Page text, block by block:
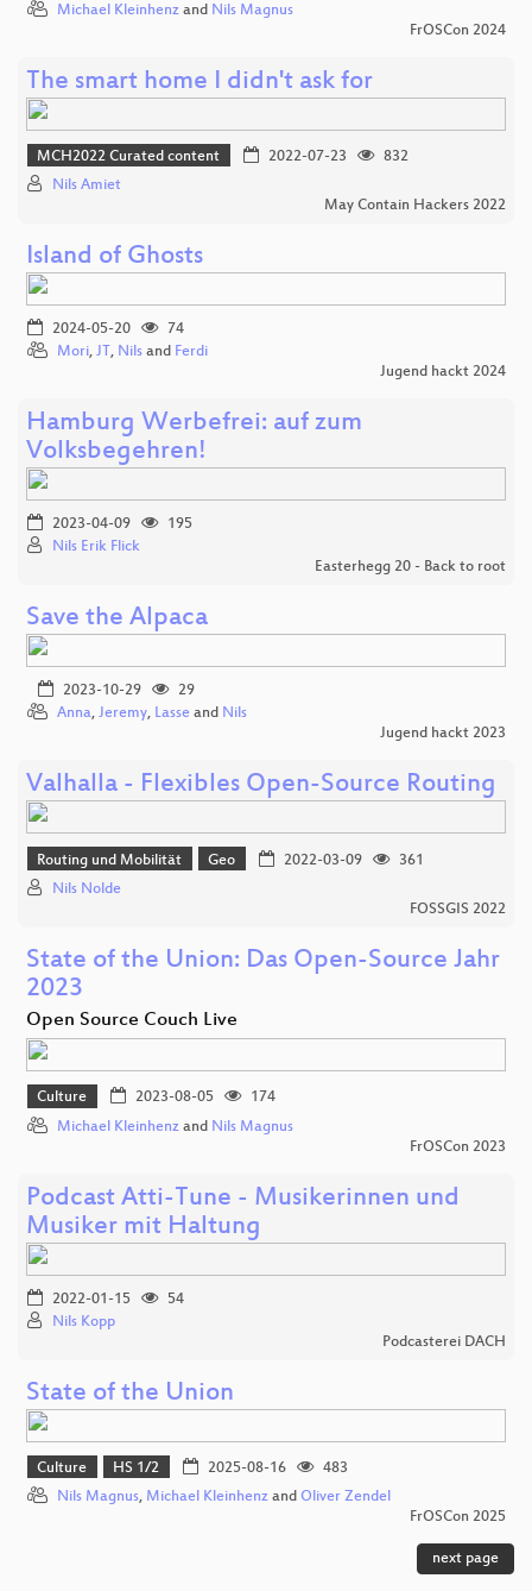
Michael Kleinhenz and Nils Magnus
FrOSCon 2024
The smart home I didn't ask for
MCH2022 Curated content 2022-07-23
832
Nils Amiet
May Contain Hackers 2022
Island of Ghosts
2024-05-20
74
Mori, JT , Nils and Ferdi
Jugend hackt 2024
Hamburg Werbefrei: auf zum
Volksbegehren!
2023-04-09
195
Nils Erik Flick
Easterhegg 20 - Back to root
Save the Alpaca
2023-10-29
29
Anna, Jeremy, Lasse and Nils
Jugend hackt 2023
Valhalla - Flexibles Open-Source Routing
Routing und Mobilität Geo 2022-03-09
361
Nils Nolde
FOSSGIS 2022
State of the Union: Das Open-Source Jahr
2023
Open Source Couch Live
Culture 2023-08-05
174
Michael Kleinhenz and Nils Magnus
FrOSCon 2023
Podcast Atti-Tune - Musikerinnen und
Musiker mit Haltung
2022-01-15
54
Nils Kopp
Podcasterei DACH
State of the Union
Culture HS 1/2 2025-08-16
483
Nils Magnus, Michael Kleinhenz and Oliver Zendel
FrOSCon 2025
next page